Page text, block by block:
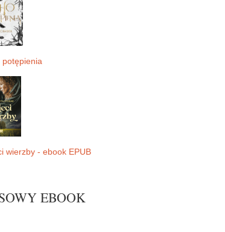
potępienia
wierzby - ebook EPUB
EBOOK